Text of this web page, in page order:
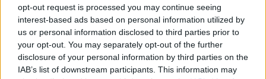
opt-out request is processed you may continue seeing
interest-based ads based on personal information utilized by
us or personal information disclosed to third parties prior to
your opt-out. You may separately opt-out of the further
disclosure of your personal information by third parties on the
IAB’s list of downstream participants. This information may